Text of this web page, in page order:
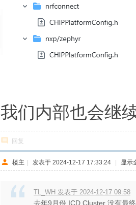
我们内部也会继
回复
楼主 | 发表于 2024-12-17 17:33:24 | 显示
TL_WH 发表于 2024-12-17 09:58
去年9月份 ICD Cluster 没有最